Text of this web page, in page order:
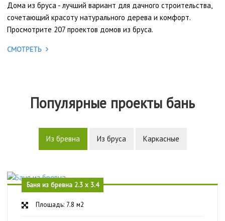
Дома из бруса - лучший вариант для дачного строительства,
сочетающий красоту натурального дерева и комфорт.
Просмотрите 207 проектов домов из бруса.
СМОТРЕТЬ
Популярные проекты бань
Из бревна Из бруса Каркасные
Площадь: 7.8 м2
Баня из бревна 2.3 х 3.4